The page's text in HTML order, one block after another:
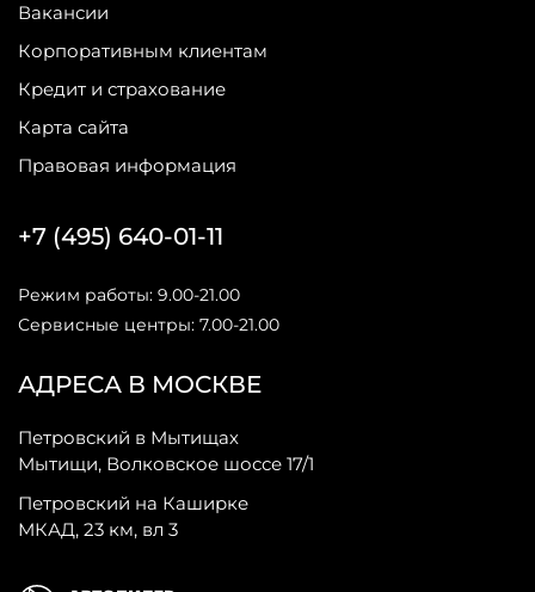
Вакансии
Корпоративным клиентам
Кредит и страхование
Карта сайта
Правовая информация
АДРЕСА В МОСКВЕ
Петровский в Мытищах
Мытищи, Волковское шоссе 17/1
Петровский на Каширке
МКАД, 23 км, вл 3
+7 (495) 640-01-11
Режим работы: 9.00-21.00
Сервисные центры: 7.00-21.00